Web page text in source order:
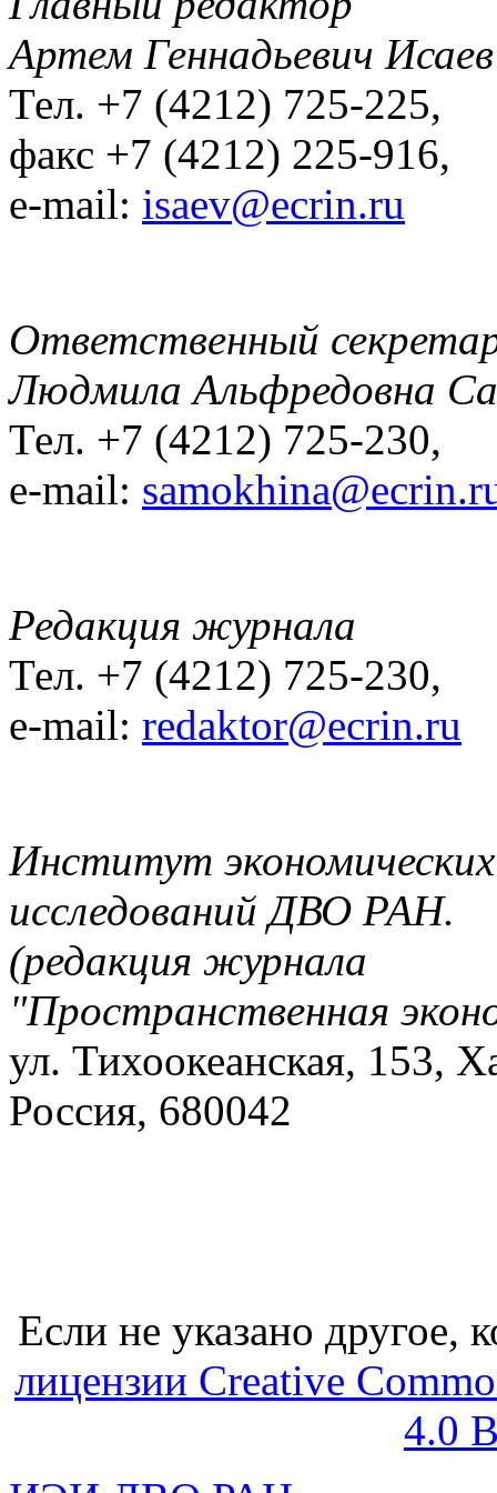
Артем Геннадьевич Исаев
Тел. +7 (4212) 725-225,
факс +7 (4212) 225-916,
e-mail: isaev@ecrin.ru
Ответственный
Людмила Альфредовна
Тел. +7 (4212) 725-230,
e-mail:
Редакция журнала
Тел. +7 (4212) 725-230,
e-mail: redaktor@ecrin.ru
Институт экономических
исследований ДВО РАН.
(редакция журнала
"Пространственная
ул. Тихоокеанская, 153,
Россия, 680042
Если не указано другое,
лицензии Creative
4.0